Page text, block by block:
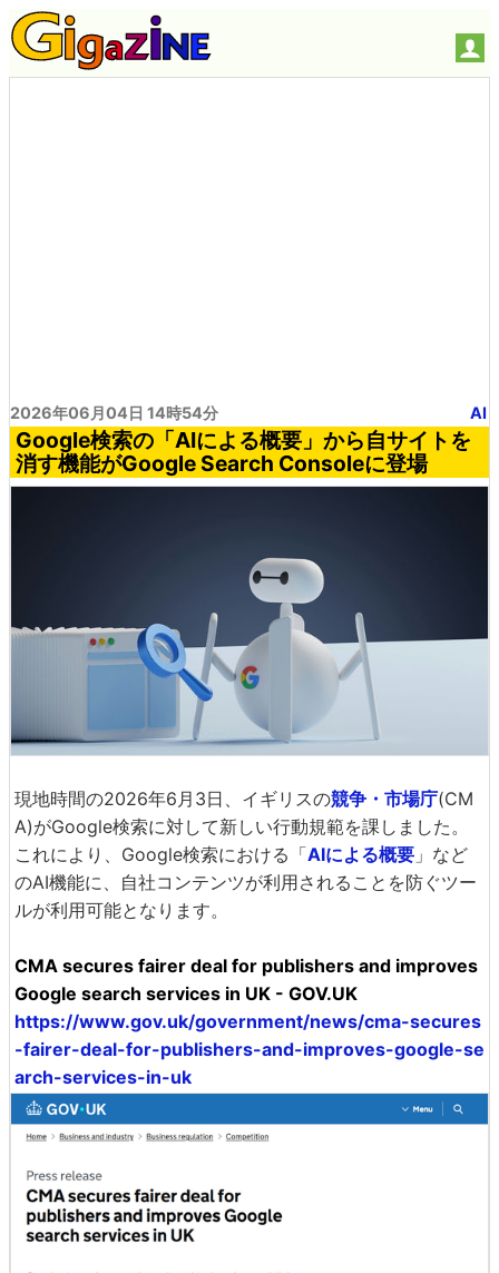
2026年06月04日 14時54分 AI
Google検索の「AIによる概要」から自サイトを
消す機能がGoogle Search Consoleに登場
現地時間の2026年6月3日、イギリスの競争・市場庁(CM
A)がGoogle検索に対して新しい行動規範を課しました。
これにより、Google検索における「AIによる概要 」など
のAI機能に、自社コンテンツが利用されることを防ぐツー
ルが利用可能となります。
CMA secures fairer deal for publishers and improves
Google search services in UK - GOV.UK
https://www.gov.uk/government/news/cma-secures
-fairer-deal-for-publishers-and-improves-google-se
arch-services-in-uk